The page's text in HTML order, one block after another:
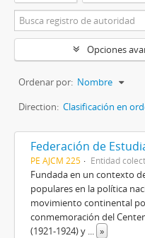
Opciones
Ordenar por: Nombre
Direction: Clasificación en
Federación de
PE AJCM 225 Entidad
Fundada en un contexto
populares en la política
movimiento continental
conmemoración del
(1921-1924) y ... »